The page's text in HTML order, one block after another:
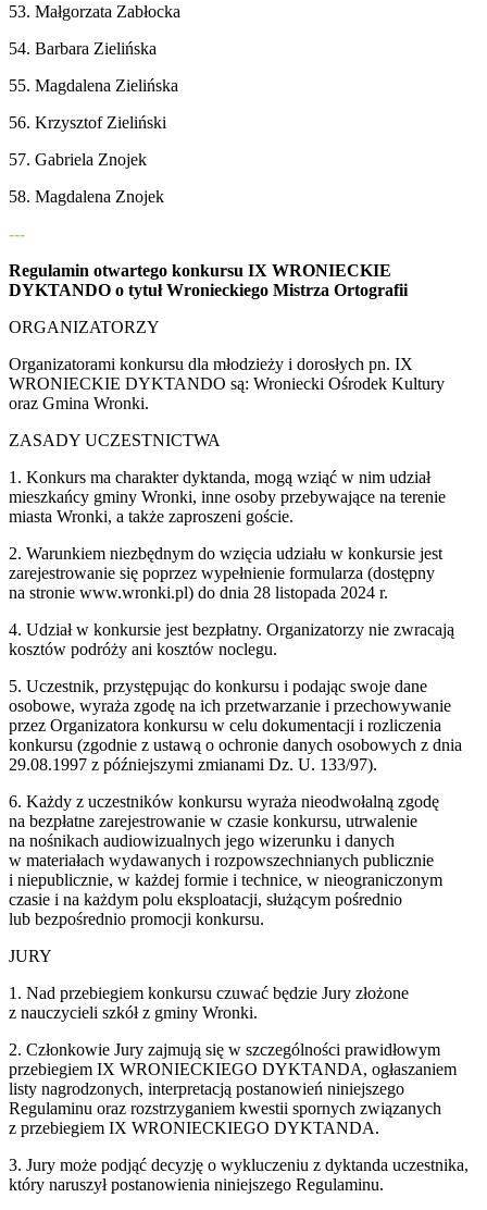
53. Małgorzata Zabłocka
54. Barbara Zielińska
55. Magdalena Zielińska
56. Krzysztof Zieliński
57. Gabriela Znojek
58. Magdalena Znojek
---
Regulamin otwartego konkursu IX WRONIECKIE
DYKTANDO o tytuł Wronieckiego Mistrza Ortografii
ORGANIZATORZY
Organizatorami konkursu dla młodzieży i dorosłych pn. IX
WRONIECKIE DYKTANDO są: Wroniecki Ośrodek Kultury
oraz Gmina Wronki.
ZASADY UCZESTNICTWA
1. Konkurs ma charakter dyktanda, mogą wziąć w nim udział
mieszkańcy gminy Wronki, inne osoby przebywające na terenie
miasta Wronki, a także zaproszeni goście.
2. Warunkiem niezbędnym do wzięcia udziału w konkursie jest
zarejestrowanie się poprzez wypełnienie formularza (dostępny
na stronie www.wronki.pl) do dnia 28 listopada 2024 r.
4. Udział w konkursie jest bezpłatny. Organizatorzy nie zwracają
kosztów podróży ani kosztów noclegu.
5. Uczestnik, przystępując do konkursu i podając swoje dane
osobowe, wyraża zgodę na ich przetwarzanie i przechowywanie
przez Organizatora konkursu w celu dokumentacji i rozliczenia
konkursu (zgodnie z ustawą o ochronie danych osobowych z dnia
29.08.1997 z późniejszymi zmianami Dz. U. 133/97).
6. Każdy z uczestników konkursu wyraża nieodwołalną zgodę
na bezpłatne zarejestrowanie w czasie konkursu, utrwalenie
na nośnikach audiowizualnych jego wizerunku i danych
w materiałach wydawanych i rozpowszechnianych publicznie
i niepublicznie, w każdej formie i technice, w nieograniczonym
czasie i na każdym polu eksploatacji, służącym pośrednio
lub bezpośrednio promocji konkursu.
JURY
1. Nad przebiegiem konkursu czuwać będzie Jury złożone
z nauczycieli szkół z gminy Wronki.
2. Członkowie Jury zajmują się w szczególności prawidłowym
przebiegiem IX WRONIECKIEGO DYKTANDA, ogłaszaniem
listy nagrodzonych, interpretacją postanowień niniejszego
Regulaminu oraz rozstrzyganiem kwestii spornych związanych
z przebiegiem IX WRONIECKIEGO DYKTANDA.
3. Jury może podjąć decyzję o wykluczeniu z dyktanda uczestnika,
który naruszył postanowienia niniejszego Regulaminu.